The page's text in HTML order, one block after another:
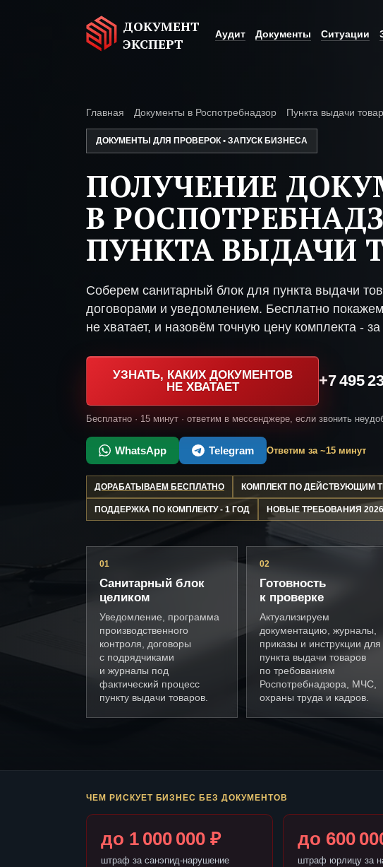
ДОКУМЕНТ
ЭКСПЕРТ
Аудит Документы Ситуации
Главная Документы в Роспотребнадзор Пункта выдачи
ДОКУМЕНТЫ ДЛЯ ПРОВЕРОК • ЗАПУСК БИЗНЕСА
ПОЛУЧЕНИЕ
В
ПУНКТА ВЫДАЧИ
Соберем санитарный блок для пункта выдачи
договорами и уведомлением. Бесплатно
не хватает, и назовём точную цену комплекта -
УЗНАТЬ, КАКИХ ДОКУМЕНТОВ
НЕ ХВАТАЕТ
+7 495
Бесплатно · 15 минут · ответим в мессенджере, если звонить
WhatsApp Telegram Ответим за ~15 минут
ДОРАБАТЫВАЕМ БЕСПЛАТНО КОМПЛЕКТ ПО ДЕЙСТВУЮЩИМ
ПОДДЕРЖКА ПО КОМПЛЕКТУ - 1 ГОД НОВЫЕ ТРЕБОВАНИЯ 2026
01
Санитарный блок
целиком
Уведомление, программа
производственного
контроля, договоры
с подрядчиками
и журналы под
фактический процесс
пункту выдачи товаров.
02
Готовность
к проверке
Актуализируем
документацию, журналы,
приказы и инструкции для
пункта выдачи товаров
по требованиям
Роспотребнадзора, МЧС,
охраны труда и кадров.
ЧЕМ РИСКУЕТ БИЗНЕС БЕЗ ДОКУМЕНТОВ
до 1 000 000 ₽
штраф за санэпид-нарушение
до 600
штраф юрлицу за